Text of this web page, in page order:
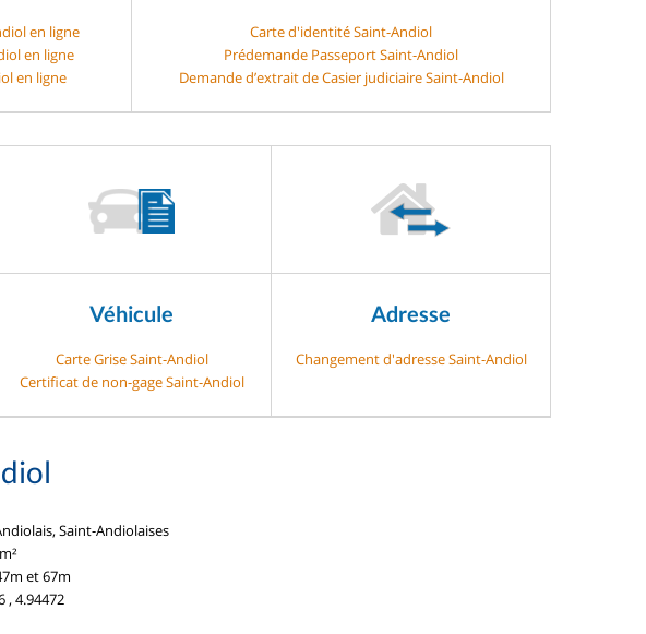
en ligne
en ligne
en ligne
Carte d'identité Saint-Andiol
Prédemande Passeport Saint-Andiol
Demande d’extrait de Casier judiciaire Saint-Andiol
Véhicule
Carte Grise Saint-Andiol
Certificat de non-gage Saint-Andiol
Adresse
Changement d'adresse Saint-Andiol
Saint-Andiolaises
et 67m
, 4.94472